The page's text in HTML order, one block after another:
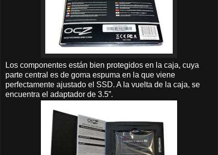
Los componentes están bien protegidos en la caja, cuya
parte central es de goma espuma en la que viene
perfectamente ajustado el SSD. A la vuelta de la caja, se
encuentra el adaptador de 3.5”.